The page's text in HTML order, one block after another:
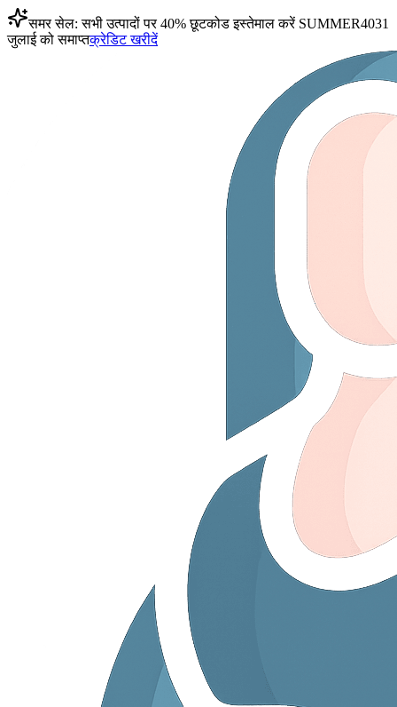
समर सेल: सभी उत्पादों पर 40% छूटकोड इस्तेमाल करें SUMMER4031
जुलाई को समाप्तक्रेडिट खरीदें